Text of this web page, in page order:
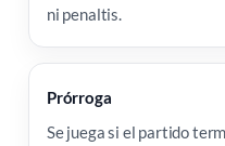
ni penaltis.
Prórroga
Se juega si el partido